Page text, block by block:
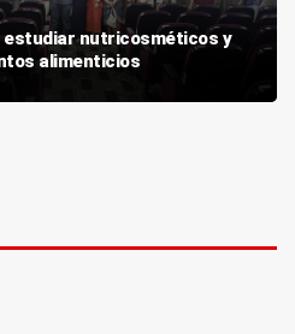
nutricosméticos y
alimenticios